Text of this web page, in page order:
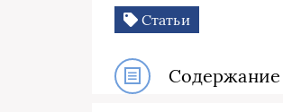
Статьи
Содержание